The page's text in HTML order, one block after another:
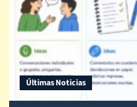
Últimas Noticias